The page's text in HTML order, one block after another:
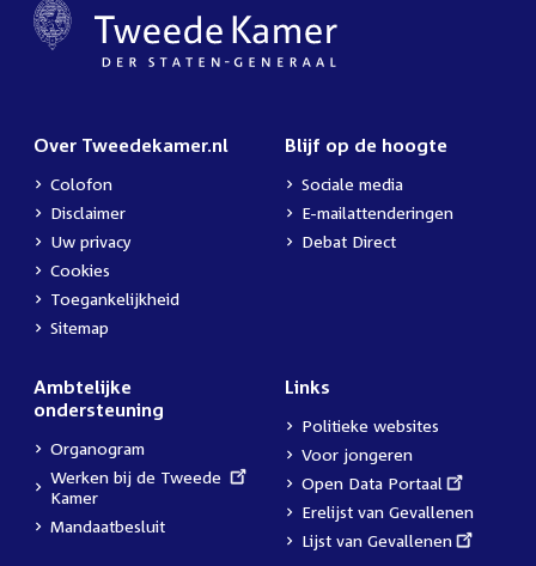
Over Tweedekamer.nl
Colofon
Disclaimer
Uw privacy
Cookies
Toegankelijkheid
Sitemap
Blijf op de hoogte
Sociale media
E-mailattenderingen
Debat Direct
Ambtelijke
ondersteuning
Organogram
External
link:
Werken bij de Tweede
Kamer
Mandaatbesluit
Links
Politieke websites
Voor jongeren
External
link:
Open Data Portaal
Erelijst van Gevallenen
External
Lijst van Gevallenen